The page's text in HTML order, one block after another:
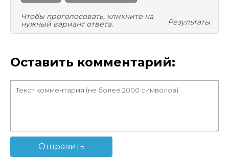
Чтобы проголосовать, кликните на
нужный вариант ответа.
Результаты
Оставить комментарий:
Отправить